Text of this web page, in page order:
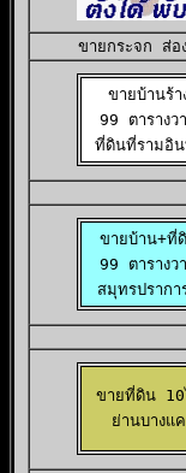
ขายกระจก ส่อ
ขายบ้านร้า
99 ตารางว
ที่ดินที่รามอิน
ขายบ้าน+ที่
99 ตารางว
สมุทรปรากา
ขายที่ดิน 10
ย่านบางแค